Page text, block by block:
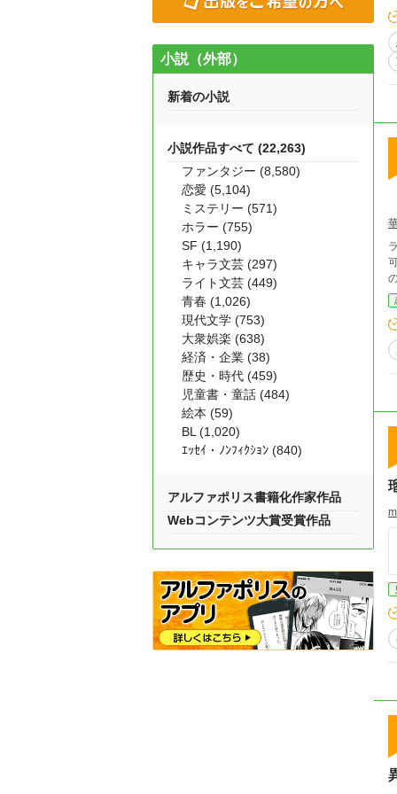
可
小説（外部）
新着の小説
小説作品すべて (22,263)
ファンタジー (8,580)
恋愛 (5,104)
ミステリー (571)
ホラー (755)
SF (1,190)
キャラ文芸 (297)
ライト文芸 (449)
青春 (1,026)
現代文学 (753)
大衆娯楽 (638)
経済・企業 (38)
歴史・時代 (459)
児童書・童話 (484)
絵本 (59)
BL (1,020)
ｴｯｾｲ・ﾉﾝﾌｨｸｼｮﾝ (840)
アルファポリス書籍化作家作品
Webコンテンツ大賞受賞作品